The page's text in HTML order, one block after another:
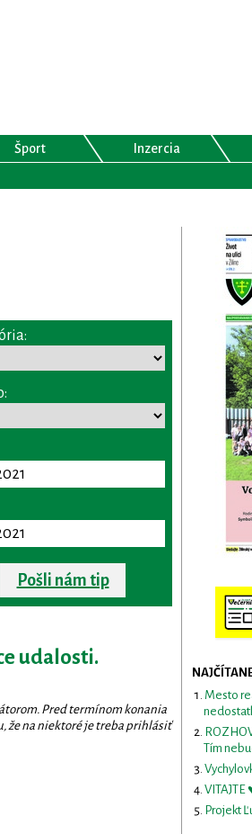
Šport Inzercia
Pošli nám tip
udalosti.
Pred termínom konania
že na niektoré je treba prihlásiť
Mesto
Tím
VITAJTE
Projekt